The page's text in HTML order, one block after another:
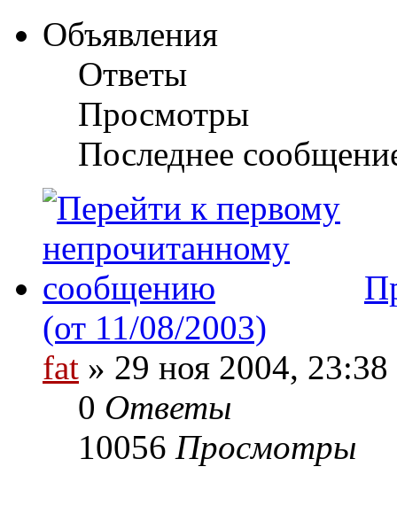
Объявления
Ответы
Просмотры
Последнее
(от 11/08/2003)
fat » 29 ноя 2004, 23:38
0 Ответы
10056 Просмотры